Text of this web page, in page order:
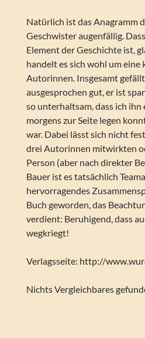
Natürlich ist das Anagramm
Geschwister augenfällig.
Element der Geschichte ist,
handelt es sich wohl um eine
Autorinnen. Insgesamt
ausgesprochen gut, er ist
so unterhaltsam, dass ich
morgens zur Seite legen
war. Dabei lässt sich nicht
drei Autorinnen mitwirkten
Person (aber nach direkter
Bauer ist es tatsächlich
hervorragendes
Buch geworden, das
verdient: Beruhigend, dass
wegkriegt!
Verlagsseite: http://
Nichts Vergleichbares